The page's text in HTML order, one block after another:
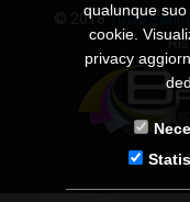
© 2018Tutto
qualunque
cookie.
privacy